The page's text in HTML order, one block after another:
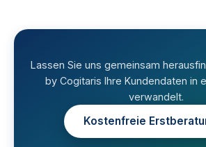
Lassen Sie uns gemeinsam
by Cogitaris Ihre Kundendaten in
verwandelt.
Kostenfreie